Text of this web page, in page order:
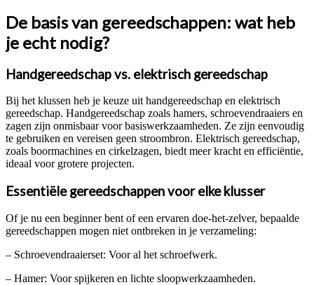
De basis van gereedschappen: wat heb
je echt nodig?
Handgereedschap vs. elektrisch gereedschap
Bij het klussen heb je keuze uit handgereedschap en elektrisch
gereedschap. Handgereedschap zoals hamers, schroevendraaiers en
zagen zijn onmisbaar voor basiswerkzaamheden. Ze zijn eenvoudig
te gebruiken en vereisen geen stroombron. Elektrisch gereedschap,
zoals boormachines en cirkelzagen, biedt meer kracht en efficiëntie,
ideaal voor grotere projecten.
Essentiële gereedschappen voor elke klusser
Of je nu een beginner bent of een ervaren doe-het-zelver, bepaalde
gereedschappen mogen niet ontbreken in je verzameling:
– Schroevendraaierset: Voor al het schroefwerk.
– Hamer: Voor spijkeren en lichte sloopwerkzaamheden.